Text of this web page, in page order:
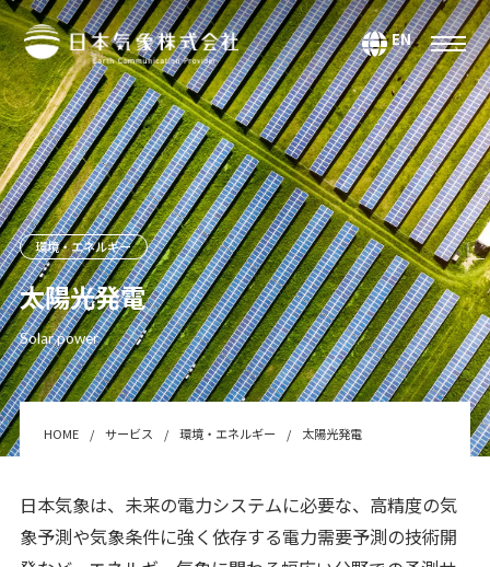
EN
サービス
環境・エネルギー
気候・大気海洋
マーケティング＆アナリティクス
防災・危機管理
データ＆コンテンツ
システムインテグレーション
セミナー・スクール
Webサービス・アプリ
ニュース
環境・エネルギー
太陽光発電
Solar power
HOME サービス 環境・エネルギー 太陽光発電
日本気象は、未来の電力システムに必要な、高精度の気
象予測や気象条件に強く依存する電力需要予測の技術開